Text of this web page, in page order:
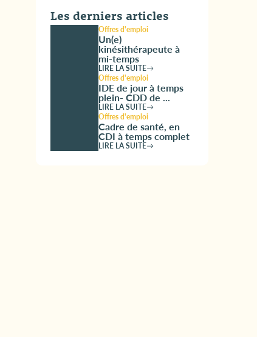
Les derniers articles
Offres d'emploi
Un(e)
kinésithérapeute à
mi-temps
LIRE LA SUITE
Offres d'emploi
IDE de jour à temps
plein- CDD de ...
LIRE LA SUITE
Offres d'emploi
Cadre de santé, en
CDI à temps complet
LIRE LA SUITE